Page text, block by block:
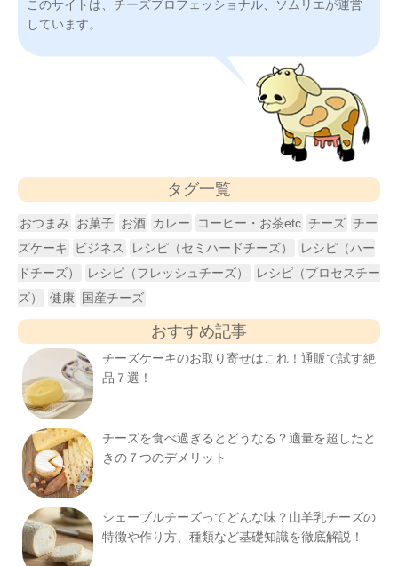
このサイトは、チーズプロフェッショナル、ソムリエが運営
しています。
タグ一覧
おつまみ お菓子 お酒 カレー コーヒー・お茶etc チーズ チー
ズケーキ
ビジネス レシピ（セミハードチーズ）
レシピ（ハー
ドチーズ）
レシピ（フレッシュチーズ）
レシピ（プロセスチー
ズ）
健康 国産チーズ
おすすめ記事
チーズケーキのお取り寄せはこれ！通販で試す絶
品７選！
チーズを食べ過ぎるとどうなる？適量を超したと
きの７つのデメリット
シェーブルチーズってどんな味？山羊乳チーズの
特徴や作り方、種類など基礎知識を徹底解説！